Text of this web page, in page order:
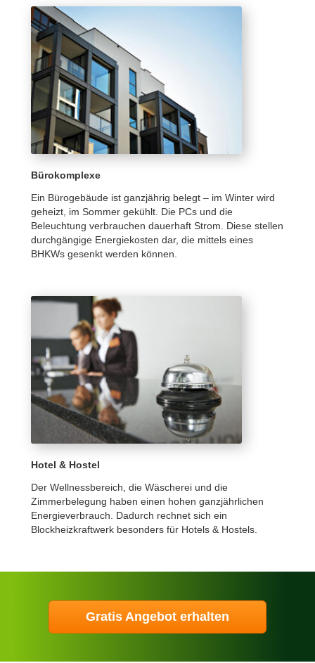
Bürokomplexe
Ein Bürogebäude ist ganzjährig belegt – im Winter wird
geheizt, im Sommer gekühlt. Die PCs und die
Beleuchtung verbrauchen dauerhaft Strom. Diese stellen
durchgängige Energiekosten dar, die mittels eines
BHKWs gesenkt werden können.
Hotel & Hostel
Der Wellnessbereich, die Wäscherei und die
Zimmerbelegung haben einen hohen ganzjährlichen
Energieverbrauch. Dadurch rechnet sich ein
Blockheizkraftwerk besonders für Hotels & Hostels.
Gratis Angebot erhalten